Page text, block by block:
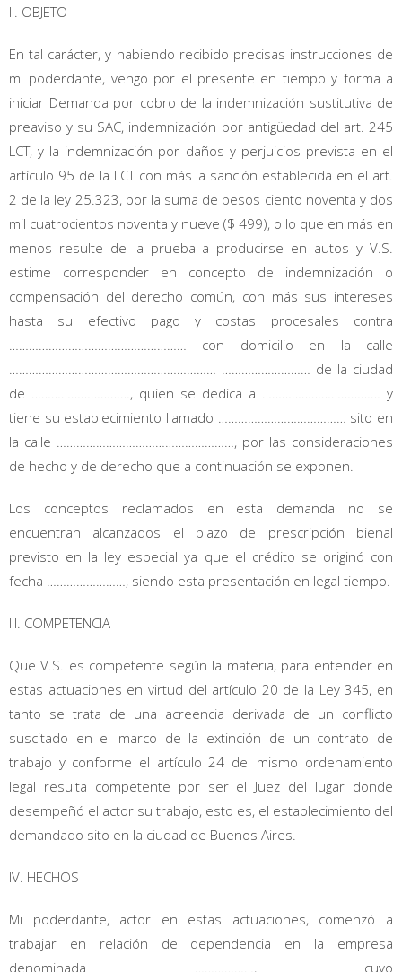
II. OBJETO
En tal carácter, y habiendo recibido precisas instrucciones de
mi poderdante, vengo por el presente en tiempo y forma a
iniciar Demanda por cobro de la indemnización sustitutiva de
preaviso y su SAC, indemnización por antigüedad del art. 245
LCT, y la indemnización por daños y perjuicios prevista en el
artículo 95 de la LCT con más la sanción establecida en el art.
2 de la ley 25.323, por la suma de pesos ciento noventa y dos
mil cuatrocientos noventa y nueve ($ 499), o lo que en más en
menos resulte de la prueba a producirse en autos y V.S.
estime corresponder en concepto de indemnización o
compensación del derecho común, con más sus intereses
hasta su efectivo pago y costas procesales contra
……………………………………………… con domicilio en la calle
……………………………………………………… ……………………… de la ciudad
de …………………………, quien se dedica a ……………………………… y
tiene su establecimiento llamado ………………………………… sito en
la calle ………………………………………………, por las consideraciones
de hecho y de derecho que a continuación se exponen.
Los conceptos reclamados en esta demanda no se
encuentran alcanzados el plazo de prescripción bienal
previsto en la ley especial ya que el crédito se originó con
fecha ……………………, siendo esta presentación en legal tiempo.
III. COMPETENCIA
Que V.S. es competente según la materia, para entender en
estas actuaciones en virtud del artículo 20 de la Ley 345, en
tanto se trata de una acreencia derivada de un conflicto
suscitado en el marco de la extinción de un contrato de
trabajo y conforme el artículo 24 del mismo ordenamiento
legal resulta competente por ser el Juez del lugar donde
desempeñó el actor su trabajo, esto es, el establecimiento del
demandado sito en la ciudad de Buenos Aires.
IV. HECHOS
Mi poderdante, actor en estas actuaciones, comenzó a
trabajar en relación de dependencia en la empresa
denominada ………………, cuyo